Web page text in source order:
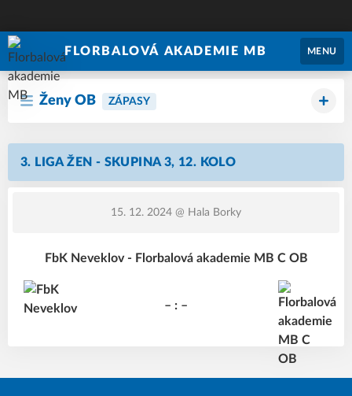
FLORBALOVÁ AKADEMIE MB MENU
Ženy OB ZÁPASY
3. LIGA ŽEN - SKUPINA 3, 12. KOLO
15. 12. 2024 @ Hala Borky
FbK Neveklov - Florbalová akademie MB C OB
– : –